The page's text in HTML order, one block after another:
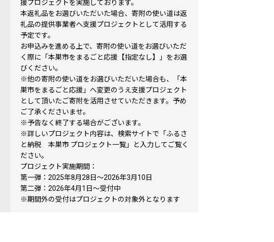
援プロジェクトを実施しております。
本返礼品をお選びいただいた場合、寄附の使い道は返
礼品の提供事業者へ支援プロジェクトとして活用する
予定です。
お申込みを進める上で、寄附の使い道をお選びいただ
く際に「本巣市をまるごと応援【指定なし】」をお選
びください。
※他の寄附の使い道をお選びいただいた場合も、「本
巣市をまるごと応援」へ変更のうえ支援プロジェクト
として頂いたご寄附を活用させていただきます。予め
ご了承くださいませ。
※予告なく終了する場合がございます。
※詳しいプロジェクト内容は、検索サイトで「ふるさ
と納税 本巣市 プロジェクト一覧」と入力してご覧く
ださい。
プロジェクト実施期間：
第一弾：2025年8月28日〜2026年3月10日
第二弾：2026年4月1日〜受付中
※期間外の受付はプロジェクトの対象外となります